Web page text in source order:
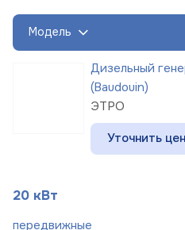
Модель
Дизельный
(Baudouin)
ЭТРО
Уточнить
20 кВт
передвижные